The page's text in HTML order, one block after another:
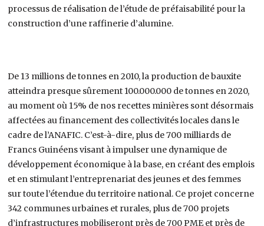
processus de réalisation de l’étude de préfaisabilité pour la
construction d’une raffinerie d’alumine.
De 13 millions de tonnes en 2010, la production de bauxite
atteindra presque sûrement 100.000.000 de tonnes en 2020,
au moment où 15% de nos recettes minières sont désormais
affectées au financement des collectivités locales dans le
cadre de l’ANAFIC. C’est-à-dire, plus de 700 milliards de
Francs Guinéens visant à impulser une dynamique de
développement économique à la base, en créant des emplois
et en stimulant l’entreprenariat des jeunes et des femmes
sur toute l’étendue du territoire national. Ce projet concerne
342 communes urbaines et rurales, plus de 700 projets
d’infrastructures mobiliseront près de 700 PME et près de